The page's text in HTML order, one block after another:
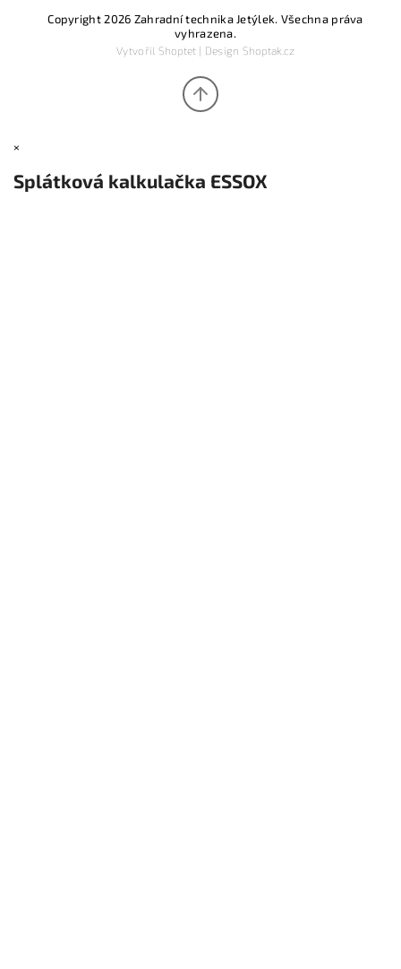
Copyright 2026 Zahradní technika Jetýlek. Všechna práva
vyhrazena.
Vytvořil Shoptet| Design Shoptak.cz
×
Splátková kalkulačka ESSOX